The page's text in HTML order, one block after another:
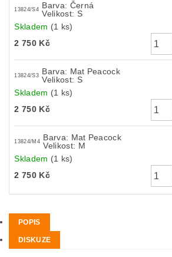
13824/S4
Barva: Černá
Velikost: S
Skladem (1 ks)
2 750 Kč
13824/S3
Barva: Mat Peacock
Velikost: S
Skladem (1 ks)
2 750 Kč
13824/M4
Barva: Mat Peacock
Velikost: M
Skladem (1 ks)
2 750 Kč
POPIS
DISKUZE